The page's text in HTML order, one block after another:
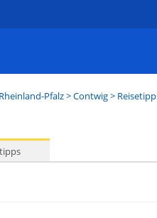
Rheinland-Pfalz>Contwig>